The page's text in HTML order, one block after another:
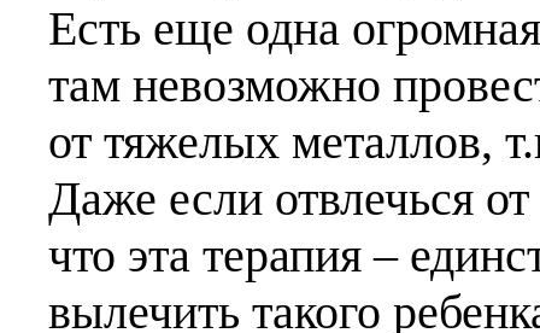
Есть еще одна
там невозможно
от тяжелых металлов,
Даже если отвлечься
что эта терапия –
вылечить такого